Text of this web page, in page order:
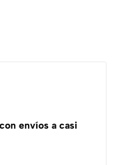
envíos a casi